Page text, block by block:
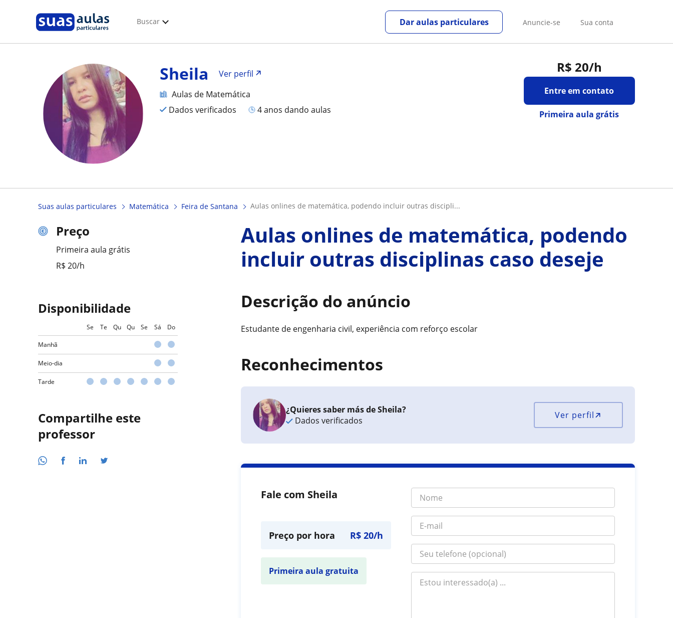
Buscar Anuncie-se Sua conta
Dar aulas particulares
R$ 20/h
Entre em contato
Primeira aula grátis
Sheila
Ver perfil
Aulas de Matemática
Dados verificados
4 anos dando aulas
Suas aulas particulares Matemática Feira de Santana aulas onlines de matemática, podendo incluir outras discipli...
Preço
Primeira aula grátis
R$ 20/h
Disponibilidade
Se Te Qu Qu Se Sá Do
Manhã
Meio-dia
Tarde
Compartilhe este
professor
Aulas onlines de matemática, podendo
incluir outras disciplinas caso deseje
Descrição do anúncio
Estudante de engenharia civil, experiência com reforço escolar
Reconhecimentos
¿Quieres saber más de Sheila?
Dados verificados
Ver perfil
Fale com Sheila
Preço por hora R$ 20/h
Primeira aula gratuita